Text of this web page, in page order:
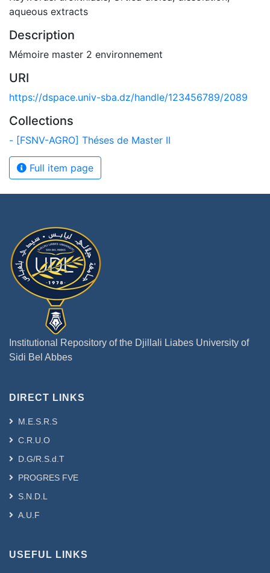
aqueous extracts
Description
Mémoire master 2 environnement
URI
https://dspace.univ-sba.dz/handle/123456789/2089
Collections
- [FSNV-AGRO] Théses de Master II
Full item page
Institutional Repository of the Djillali Liabes University of
Sidi Bel Abbes
DIRECT LINKS
M.E.S.R.S
C.R.U.O
D.G/R.S.d.T
PROGRES FVE
S.N.D.L
A.U.F
USEFUL LINKS